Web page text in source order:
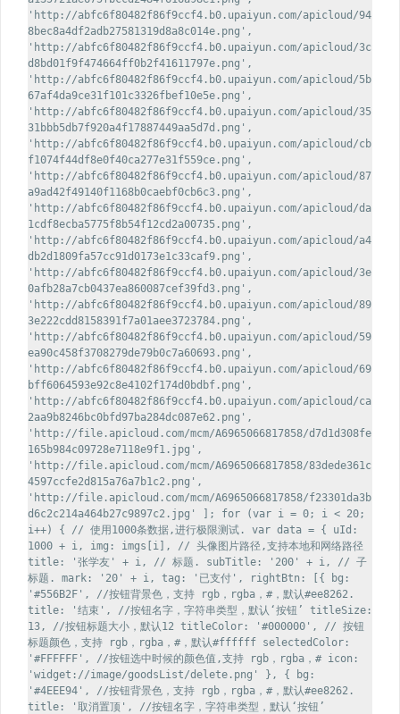
'http://abfc6f80482f86f9ccf4.b0.upaiyun.com/apicloud/94
8bec8a4df2adb27581319d8a8c014e.png',
'http://abfc6f80482f86f9ccf4.b0.upaiyun.com/apicloud/3c
d8bd01f9f474664ff0b2f41611797e.png',
'http://abfc6f80482f86f9ccf4.b0.upaiyun.com/apicloud/5b
67af4da9ce31f101c3326fbef10e5e.png',
'http://abfc6f80482f86f9ccf4.b0.upaiyun.com/apicloud/35
31bbb5db7f920a4f17887449aa5d7d.png',
'http://abfc6f80482f86f9ccf4.b0.upaiyun.com/apicloud/cb
f1074f44df8e0f40ca277e31f559ce.png',
'http://abfc6f80482f86f9ccf4.b0.upaiyun.com/apicloud/87
a9ad42f49140f1168b0caebf0cb6c3.png',
'http://abfc6f80482f86f9ccf4.b0.upaiyun.com/apicloud/da
1cdf8ecba5775f8b54f12cd2a00735.png',
'http://abfc6f80482f86f9ccf4.b0.upaiyun.com/apicloud/a4
db2d1809fa57cc91d0173e1c33caf9.png',
'http://abfc6f80482f86f9ccf4.b0.upaiyun.com/apicloud/3e
0afb28a7cb0437ea860087cef39fd3.png',
'http://abfc6f80482f86f9ccf4.b0.upaiyun.com/apicloud/89
3e222cdd8158391f7a01aee3723784.png',
'http://abfc6f80482f86f9ccf4.b0.upaiyun.com/apicloud/59
ea90c458f3708279de79b0c7a60693.png',
'http://abfc6f80482f86f9ccf4.b0.upaiyun.com/apicloud/69
bff6064593e92c8e4102f174d0bdbf.png',
'http://abfc6f80482f86f9ccf4.b0.upaiyun.com/apicloud/ca
2aa9b8246bc0bfd97ba284dc087e62.png',
'http://file.apicloud.com/mcm/A6965066817858/d7d1d308fe
165b984c09728e7118e9f1.jpg',
'http://file.apicloud.com/mcm/A6965066817858/83dede361c
4597ccfe2d815a76a7b1c2.png',
'http://file.apicloud.com/mcm/A6965066817858/f23301da3b
d6c2c214a464b27c9897c2.jpg' ]; for (var i = 0; i < 20;
i++) { // 使用1000条数据,进行极限测试. var data = { uId:
1000 + i, img: imgs[i], // 头像图片路径,支持本地和网络路径
title: '张学友' + i, // 标题. subTitle: '200' + i, // 子
标题. mark: '20' + i, tag: '已支付', rightBtn: [{ bg:
'#556B2F', //按钮背景色，支持 rgb，rgba，#，默认#ee8262.
title: '结束', //按钮名字，字符串类型，默认‘按钮’ titleSize:
13, //按钮标题大小，默认12 titleColor: '#000000', // 按钮
标题颜色，支持 rgb，rgba，#，默认#ffffff selectedColor:
'#FFFFFF', //按钮选中时候的颜色值,支持 rgb，rgba，# icon:
'widget://image/goodsList/delete.png' }, { bg:
'#4EEE94', //按钮背景色，支持 rgb，rgba，#，默认#ee8262.
title: '取消置顶', //按钮名字，字符串类型，默认‘按钮’